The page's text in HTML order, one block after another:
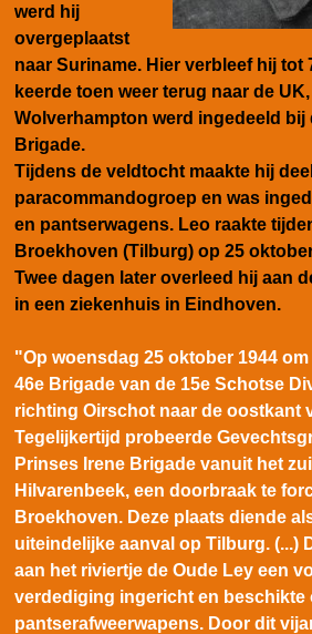
werd hij
overgeplaatst
naar Suriname. Hier verbleef hij tot
keerde toen weer terug naar de
Wolverhampton werd ingedeeld bij
Brigade.
Tijdens de veldtocht maakte hij
paracommandogroep en was
en pantserwagens. Leo raakte
Broekhoven (Tilburg) op 25
Twee dagen later overleed hij aan
in een ziekenhuis in Eindhoven.
"Op woensdag 25 oktober 1944
46e Brigade van de 15e Schotse
richting Oirschot naar de oostkant
Tegelijkertijd probeerde
Prinses Irene Brigade vanuit het
Hilvarenbeek, een doorbraak te
Broekhoven. Deze plaats diende
uiteindelijke aanval op Tilburg. (...)
aan het riviertje de Oude Ley een
verdediging ingericht en beschikte
pantserafweerwapens. Door dit